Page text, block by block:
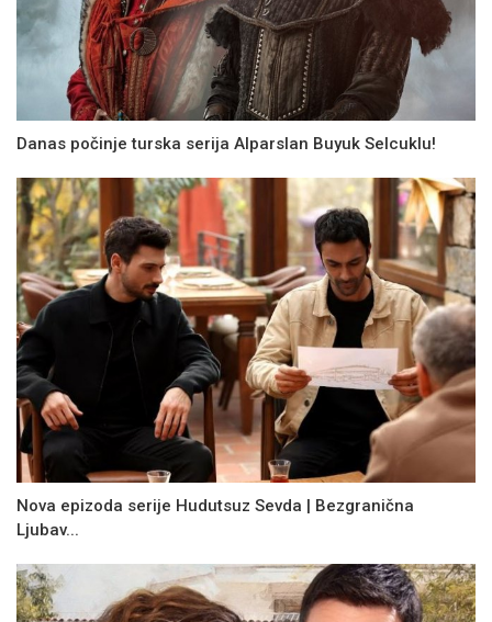
Danas počinje turska serija Alparslan Buyuk Selcuklu!
Nova epizoda serije Hudutsuz Sevda | Bezgranična
Ljubav...